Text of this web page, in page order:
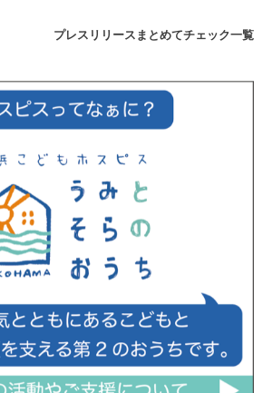
プレスリリースまとめてチェック一覧